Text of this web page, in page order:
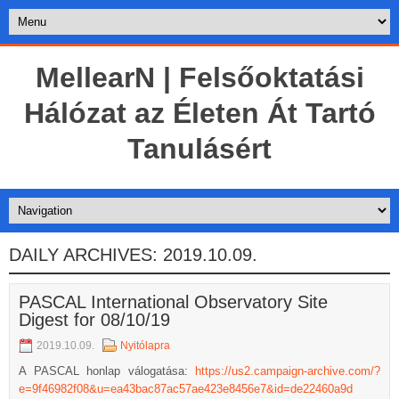
MellearN | Felsőoktatási
Hálózat az Életen Át Tartó
Tanulásért
DAILY ARCHIVES: 2019.10.09.
PASCAL International Observatory Site
Digest for 08/10/19
2019.10.09. Nyitólapra
A PASCAL honlap válogatása:
https://us2.campaign-archive.com/?
e=9f46982f08&u=ea43bac87ac57ae423e8456e7&id=de22460a9d